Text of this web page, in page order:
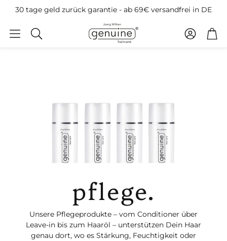
30 tage geld zurück garantie - ab 69€ versandfrei in DE
搜
索
账户 购
pflege.
Unsere Pflegeprodukte – vom Conditioner über
Leave-in bis zum Haaröl – unterstützen Dein Haar
genau dort, wo es Stärkung, Feuchtigkeit oder